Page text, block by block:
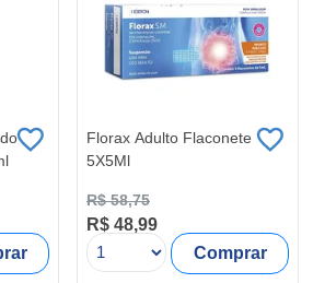
Florax Adulto Flaconete
5X5Ml
R$ 58,75
R$ 48,99
Comprar